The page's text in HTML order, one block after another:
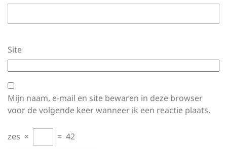
Site
Mijn naam, e-mail en site bewaren in deze browser
voor de volgende keer wanneer ik een reactie plaats.
zes × = 42